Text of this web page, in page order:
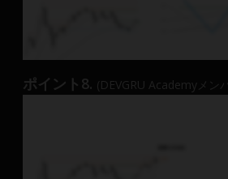
ポイント8. (DEVGRU Academyメン